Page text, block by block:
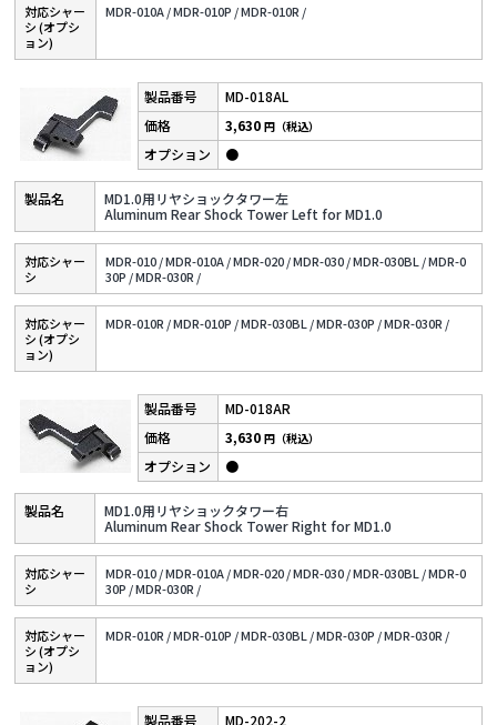
対応シャー
シ (オプシ
ョン)
MDR-010A /MDR-010P /MDR-010R /
MD-018AL
MD1.0用リヤショックタワー左
Aluminum Rear Shock Tower Left for MD1.0
3,630円（税込）
●
対応シャー
シ
MDR-010 /MDR-010A /MDR-020 /MDR-030 /MDR-030BL /MDR-0
30P /MDR-030R /
対応シャー
シ (オプシ
ョン)
MDR-010R /MDR-010P /MDR-030BL /MDR-030P /MDR-030R /
MD-018AR
MD1.0用リヤショックタワー右
Aluminum Rear Shock Tower Right for MD1.0
3,630円（税込）
●
対応シャー
シ
MDR-010 /MDR-010A /MDR-020 /MDR-030 /MDR-030BL /MDR-0
30P /MDR-030R /
対応シャー
シ (オプシ
ョン)
MDR-010R /MDR-010P /MDR-030BL /MDR-030P /MDR-030R /
MD-202-2